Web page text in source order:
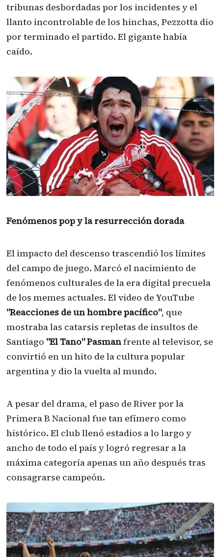
tribunas desbordadas por los incidentes y el
llanto incontrolable de los hinchas, Pezzotta dio
por terminado el partido. El gigante había
caído.
Fenómenos pop y la resurrección dorada
El impacto del descenso trascendió los límites
del campo de juego. Marcó el nacimiento de
fenómenos culturales de la era digital precuela
de los memes actuales. El video de YouTube
"Reacciones de un hombre pacífico", que
mostraba las catarsis repletas de insultos de
Santiago "El Tano" Pasmanfrente al televisor, se
convirtió en un hito de la cultura popular
argentina y dio la vuelta al mundo.
A pesar del drama, el paso de River por la
Primera B Nacional fue tan efímero como
histórico. El club llenó estadios a lo largo y
ancho de todo el país y logró regresar a la
máxima categoría apenas un año después tras
consagrarse campeón.